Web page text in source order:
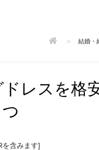
> 結婚・
レスを格
を含みます]